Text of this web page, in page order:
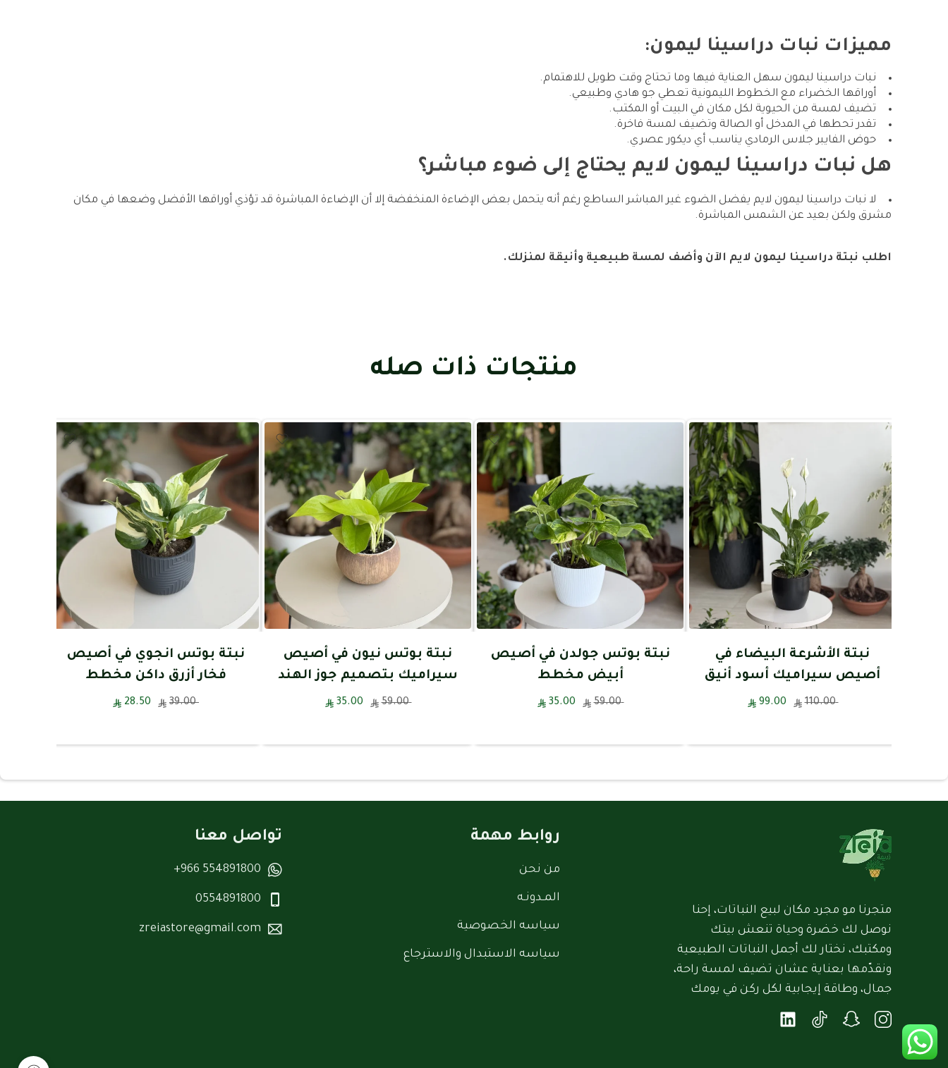
مميزات نبات دراسينا ليمون:
نبات دراسينا ليمون سهل العناية فيها وما تحتاج وقت طويل للاهتمام.
أوراقها الخضراء مع الخطوط الليمونية تعطي جو هادي وطبيعي.
تضيف لمسة من الحيوية لكل مكان في البيت أو المكتب.
تقدر تحطها في المدخل أو الصالة وتضيف لمسة فاخرة.
حوض الفايبر جلاس الرمادي يناسب أي ديكور عصري.
هل نبات دراسينا ليمون لايم يحتاج إلى ضوء مباشر؟
لا نبات دراسينا ليمون لايم يفضل الضوء غير المباشر الساطع رغم أنه يتحمل بعض الإضاءة المنخفضة إلا أن الإضاءة المباشرة قد تؤذي أوراقها الأفضل وضعها في مكان
مشرق ولكن بعيد عن الشمس المباشرة.
اطلب نبتة دراسينا ليمون لايم الآن وأضف لمسة طبيعية وأنيقة لمنزلك.
منتجات ذات صله
نبتة الأشرعة البيضاء في
أصيص سيراميك أسود أنيق
110.00
99.00
نبتة بوتس جولدن في أصيص
أبيض مخطط
59.00
35.00
نبتة بوتس نيون في أصيص
سيراميك بتصميم جوز الهند
59.00
35.00
نبتة بوتس انجوي في أصيص
فخار أزرق داكن مخطط
39.00
متجرنا مو مجرد مكان لبيع النباتات، إحنا
نوصل لك خضرة وحياة تنعش بيتك
ومكتبك، نختار لك أجمل النباتات الطبيعية
ونقدّمها بعناية عشان تضيف لمسة راحة،
جمال، وطاقة إيجابية لكل ركن في يومك
روابط مهمة
من نحن
المـدونـه
سياسه الخصوصية
سياسه الاستبدال والاسترجاع
تواصل معنا
554891800 966+
0554891800
zreiastore@gmail.com